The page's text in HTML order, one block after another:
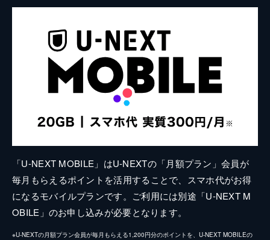
「U-NEXT MOBILE」はU-NEXTの「月額プラン」会員が
毎月もらえるポイントを活用することで、スマホ代がお得
になるモバイルプランです。ご利用には別途「U-NEXT M
OBILE」のお申し込みが必要となります。
※U-NEXTの月額プラン会員が毎月もらえる1,200円分のポイントを、U-NEXT MOBILEの